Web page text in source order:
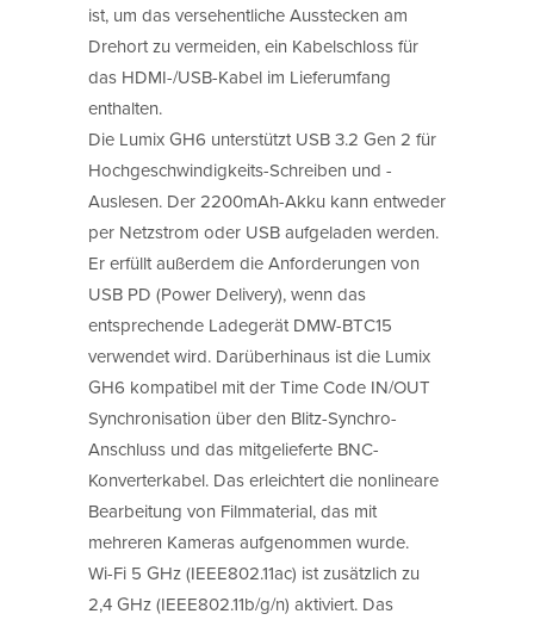
ist, um das versehentliche Ausstecken am
Drehort zu vermeiden, ein Kabelschloss für
das HDMI-/USB-Kabel im Lieferumfang
enthalten.
Die Lumix GH6 unterstützt USB 3.2 Gen 2 für
Hochgeschwindigkeits-Schreiben und -
Auslesen. Der 2200mAh-Akku kann entweder
per Netzstrom oder USB aufgeladen werden.
Er erfüllt außerdem die Anforderungen von
USB PD (Power Delivery), wenn das
entsprechende Ladegerät DMW-BTC15
verwendet wird. Darüberhinaus ist die Lumix
GH6 kompatibel mit der Time Code IN/OUT
Synchronisation über den Blitz-Synchro-
Anschluss und das mitgelieferte BNC-
Konverterkabel. Das erleichtert die nonlineare
Bearbeitung von Filmmaterial, das mit
mehreren Kameras aufgenommen wurde.
Wi-Fi 5 GHz (IEEE802.11ac) ist zusätzlich zu
2,4 GHz (IEEE802.11b/g/n) aktiviert. Das